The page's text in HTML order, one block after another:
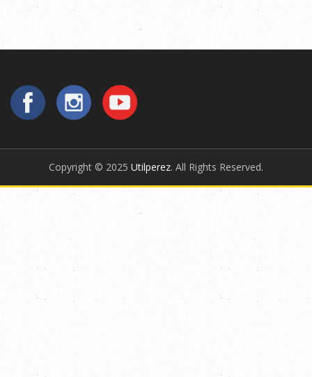
Copyright © 2025 Utilperez. All Rights Reserved.